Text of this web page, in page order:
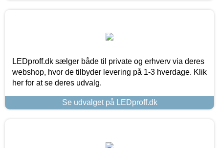
LEDproff.dk sælger både til private og erhverv via deres
webshop, hvor de tilbyder levering på 1-3 hverdage. Klik
her for at se deres udvalg.
Se udvalget på LEDproff.dk